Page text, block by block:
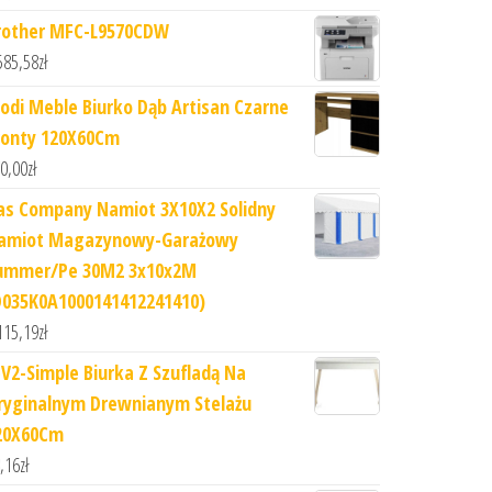
MFC-L9570CDW
zł
Meble Biurko Dąb Artisan Czarne
120X60Cm
zł
Company Namiot 3X10X2 Solidny
Magazynowy-Garażowy
Pe 30M2 3x10x2M
zł
Simple Biurka Z Szufladą Na
Drewnianym Stelażu
zł